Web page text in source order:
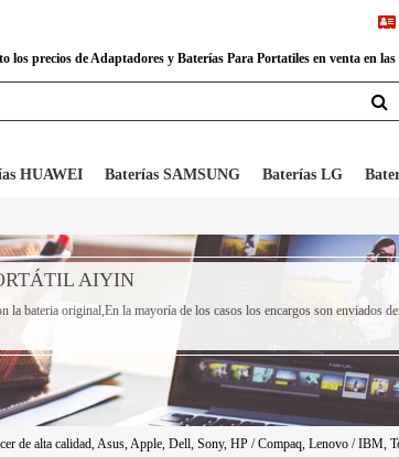
precios de Adaptadores y Baterías Para Portatiles en venta en
HUAWEI Baterías SAMSUNG Baterías LG
AIYIN
bateria original,En la mayoría de los casos los encargos son enviados
de alta calidad, Asus, Apple, Dell, Sony, HP / Compaq, Lenovo / IBM,